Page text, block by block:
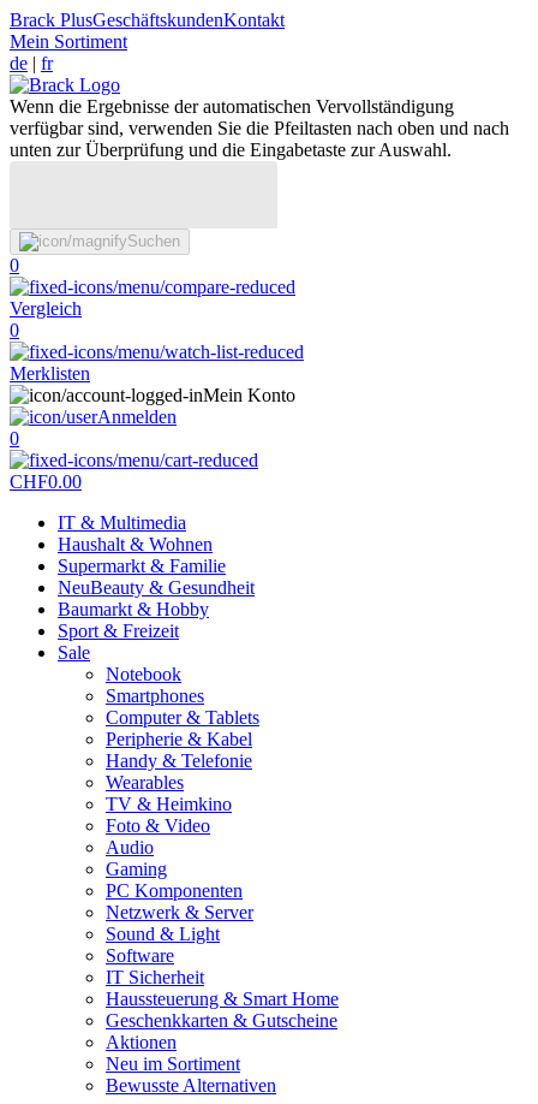
Brack PlusGeschäftskundenKontakt
Mein Sortiment
de | fr
Wenn die Ergebnisse der automatischen Vervollständigung
verfügbar sind, verwenden Sie die Pfeiltasten nach oben und nach
unten zur Überprüfung und die Eingabetaste zur Auswahl.
Suchen
0
Vergleich
0
Merklisten
Mein Konto
Anmelden
0
CHF0.00
IT & Multimedia
Haushalt & Wohnen
Supermarkt & Familie
NeuBeauty & Gesundheit
Baumarkt & Hobby
Sport & Freizeit
Sale
Notebook
Smartphones
Computer & Tablets
Peripherie & Kabel
Handy & Telefonie
Wearables
TV & Heimkino
Foto & Video
Audio
Gaming
PC Komponenten
Netzwerk & Server
Sound & Light
Software
IT Sicherheit
Haussteuerung & Smart Home
Geschenkkarten & Gutscheine
Aktionen
Neu im Sortiment
Bewusste Alternativen